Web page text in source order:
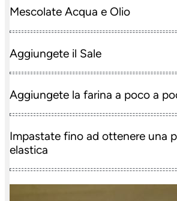
Mescolate Acqua e Olio
Aggiungete il Sale
Aggiungete la farina a poco a
Impastate fino ad ottenere una
elastica